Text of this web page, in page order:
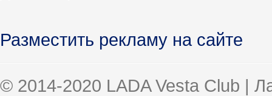
Разместить рекламу на сайте
© 2014-2020 LADA Vesta Club |